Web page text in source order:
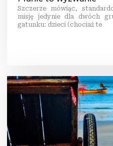
Szczerze mówiąc,
misję jedynie dla dwóch
gatunku: dzieci (chociaż te